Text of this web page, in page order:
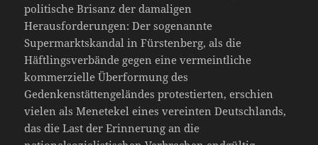
politische Brisanz der damaligen
Herausforderungen: Der sogenannte
Supermarktskandal in Fürstenberg, als die
Häftlingsverbände gegen eine vermeintliche
kommerzielle Überformung des
Gedenkenstättengeländes protestierten, erschien
vielen als Menetekel eines vereinten Deutschlands,
das die Last der Erinnerung an die